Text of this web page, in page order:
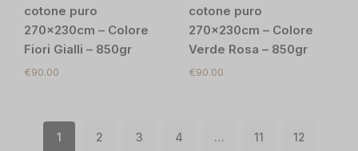
cotone puro
270x230cm – Colore
Fiori Gialli – 850gr
€90.00
cotone puro
270x230cm – Colore
Verde Rosa – 850gr
€90.00
1 2 3 4 … 11 12